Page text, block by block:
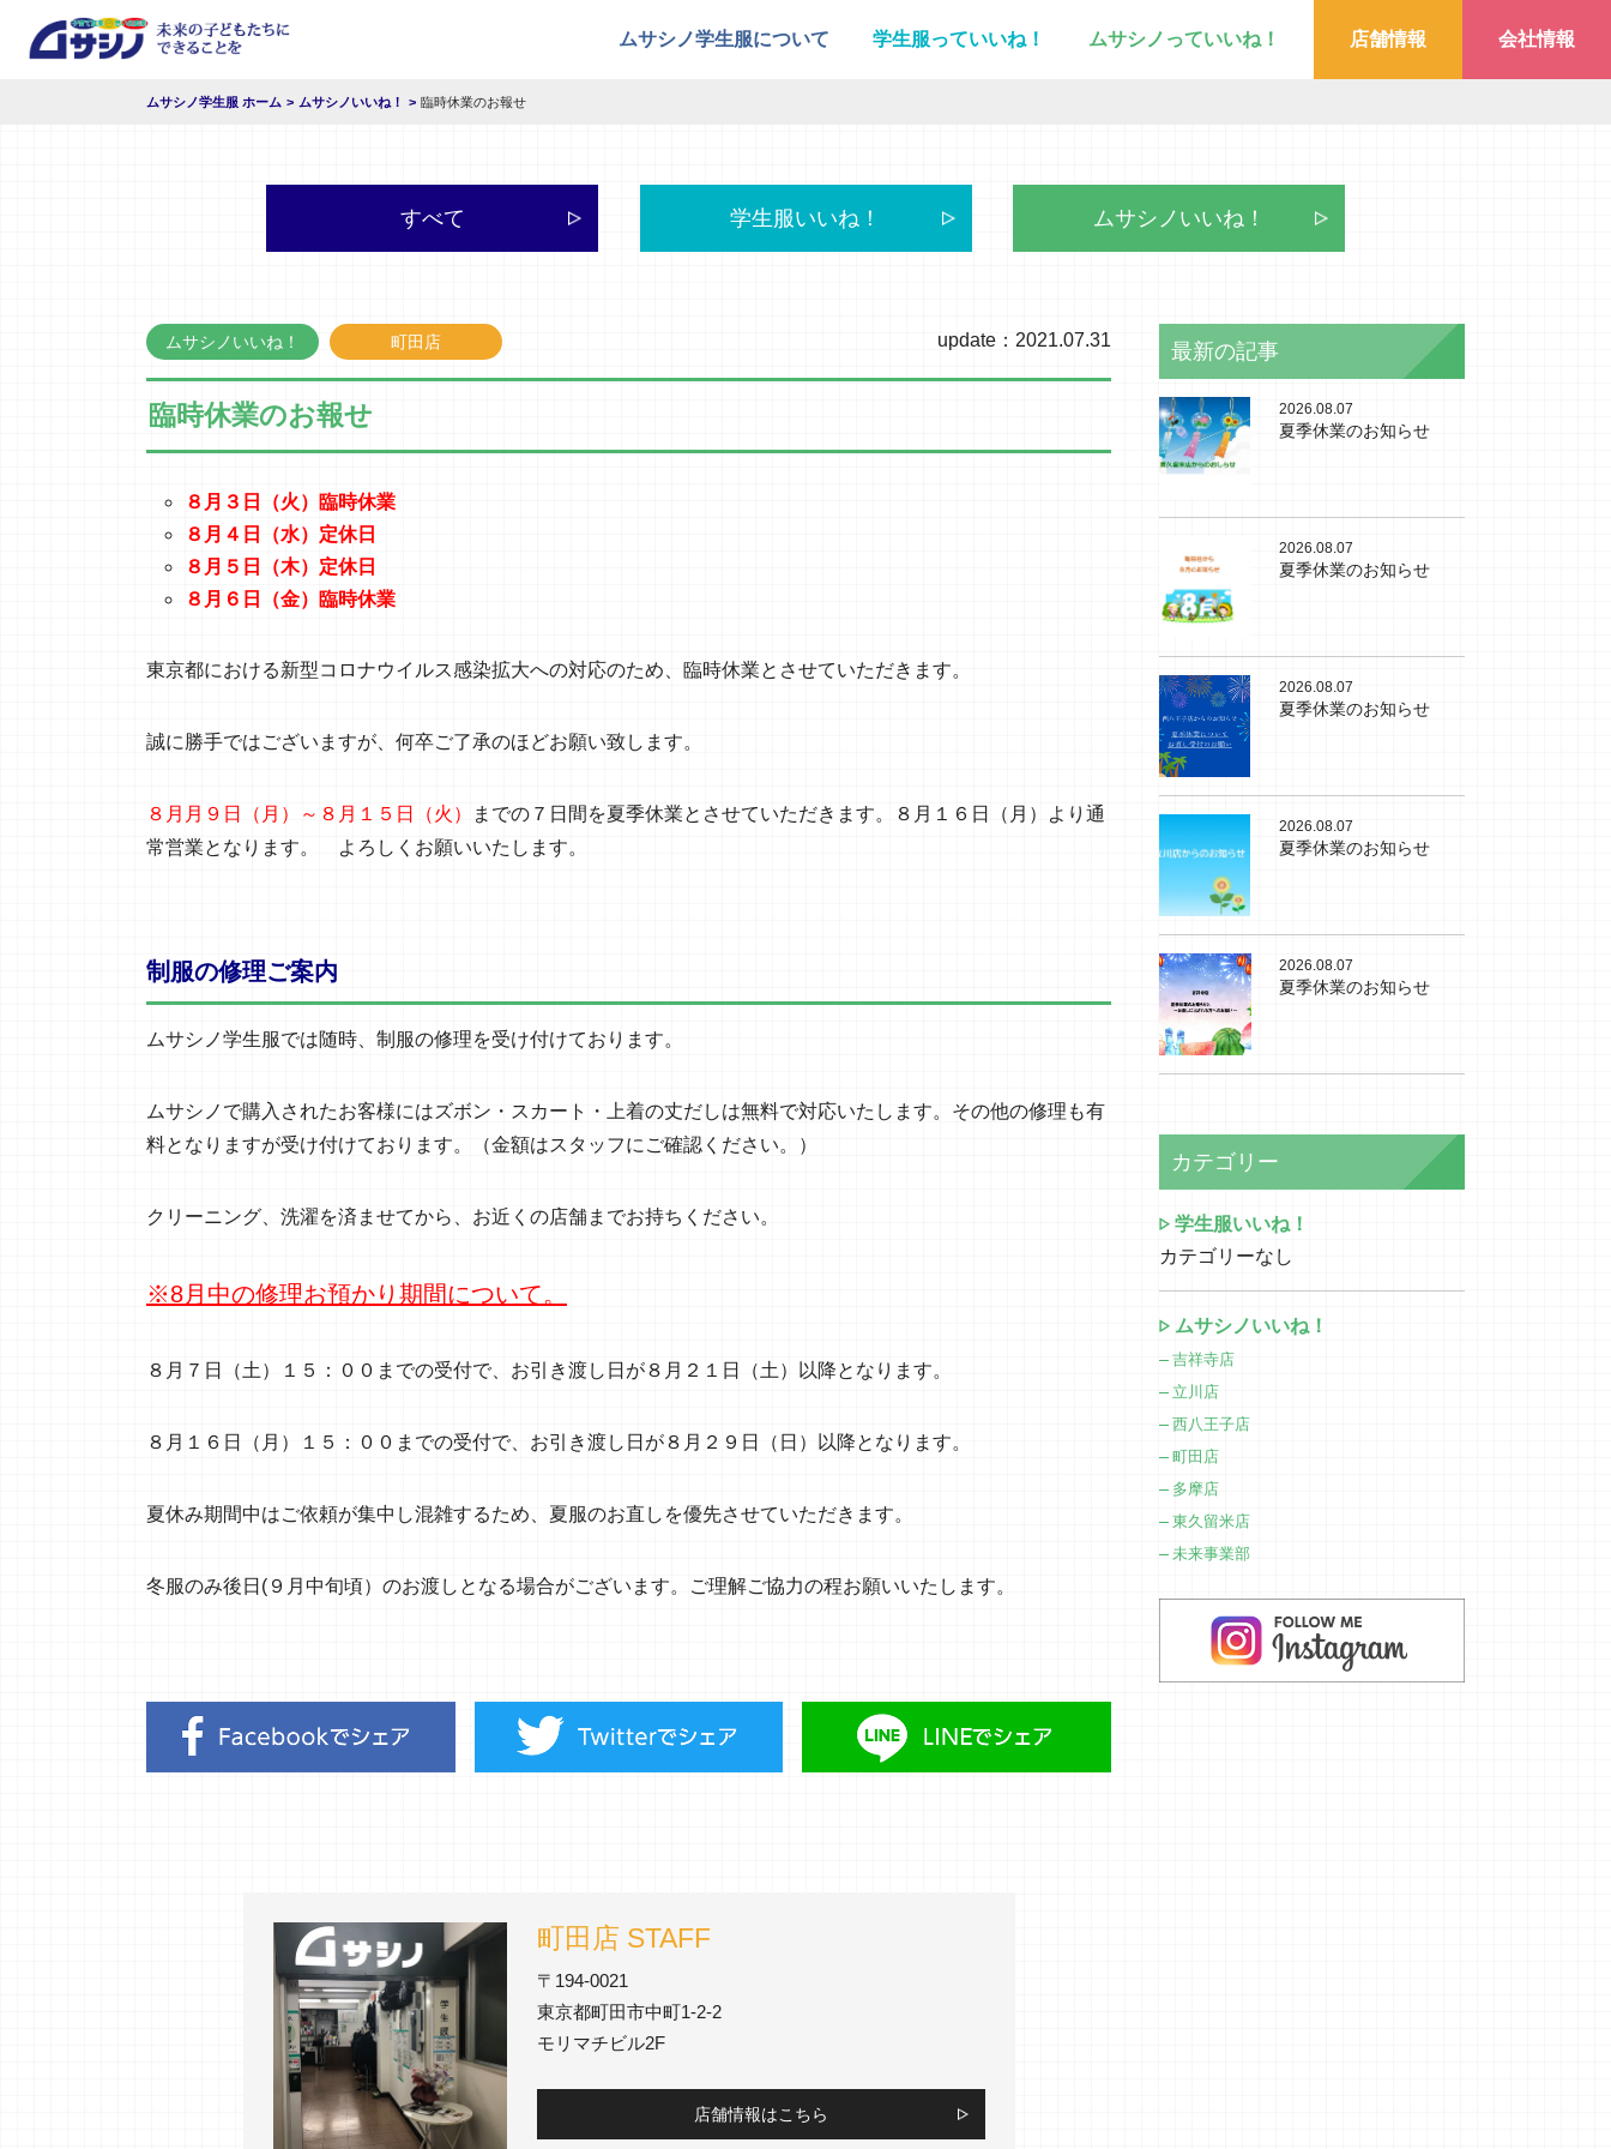
ムサシノ学生服について 学生服っていいね！ ムサシノっていいね！ 店舗情報 会社情報
ムサシノ学生服 ホーム ムサシノいいね！ 臨時休業のお報せ
すべて 学生服いいね！ ムサシノいいね！
ムサシノいいね！ 町田店 update：2021.07.31
臨時休業のお報せ
８月３日（火）臨時休業
８月４日（水）定休日
８月５日（木）定休日
８月６日（金）臨時休業
東京都における新型コロナウイルス感染拡大への対応のため、臨時休業とさせていただきます。
誠に勝手ではございますが、何卒ご了承のほどお願い致します。
８月月９日（月）～８月１５日（火）
までの７日間を夏季休業とさせていただきます。８月１６日（月）より通
常営業となります。 よろしくお願いいたします。
制服の修理ご案内
ムサシノ学生服では随時、制服の修理を受け付けております。
ムサシノで購入されたお客様にはズボン・スカート・上着の丈だしは無料で対応いたします。その他の修理も有
料となりますが受け付けております。（金額はスタッフにご確認ください。）
クリーニング、洗濯を済ませてから、お近くの店舗までお持ちください。
※8月中の修理お預かり期間について。
８月７日（土）１５：００までの受付で、お引き渡し日が８月２１日（土）以降となります。
８月１６日（月）１５：００までの受付で、お引き渡し日が８月２９日（日）以降となります。
夏休み期間中はご依頼が集中し混雑するため、夏服のお直しを優先させていただきます。
冬服のみ後日(９月中旬頃）のお渡しとなる場合がございます。ご理解ご協力の程お願いいたします。
町田店 STAFF
〒194-0021
東京都町田市中町1-2-2
モリマチビル2F
店舗情報はこちら
最新の記事
2026.08.07
夏季休業のお知らせ
2026.08.07
夏季休業のお知らせ
2026.08.07
夏季休業のお知らせ
2026.08.07
夏季休業のお知らせ
2026.08.07
夏季休業のお知らせ
カテゴリー
学生服いいね！
カテゴリーなし
ムサシノいいね！
吉祥寺店
立川店
西八王子店
町田店
多摩店
東久留米店
未来事業部